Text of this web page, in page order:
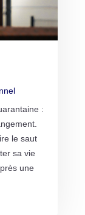
:
le saut
sa vie
une